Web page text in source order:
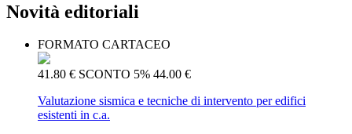
Novità editoriali
FORMATO CARTACEO
41.80 € SCONTO 5% 44.00 €
Valutazione sismica e tecniche di intervento per edifici
esistenti in c.a.